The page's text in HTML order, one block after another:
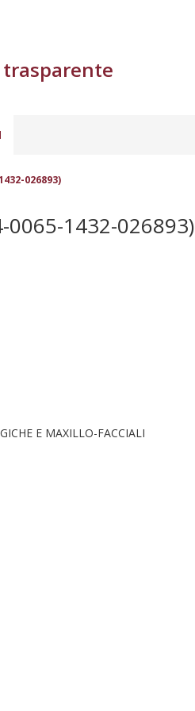
026893)
0065-1432-026893)
E MAXILLO-FACCIALI